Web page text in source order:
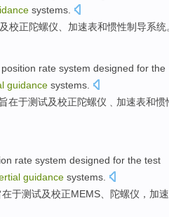
systems
及校正陀螺仪 加速表和惯性制导系统
position rate system designed for the
guidance systems
在于测试及校正陀螺仪 加速表和惯
rate system designed for the test
guidance systems
在于测试及校正MEMS 陀螺仪 ， 加